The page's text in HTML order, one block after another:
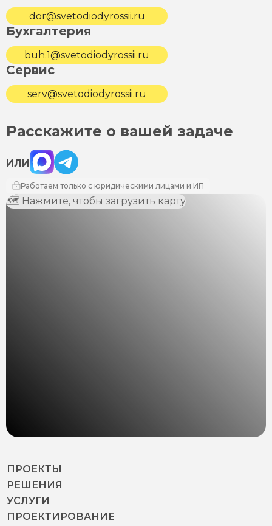
dor@svetodiodyrossii.ru
Бухгалтерия
buh.1@svetodiodyrossii.ru
Сервис
serv@svetodiodyrossii.ru
Расскажите о вашей задаче
ИЛИ
Max Telegram
Работаем только с юридическими лицами и ИП
🗺 Нажмите, чтобы загрузить карту
ПРОЕКТЫ
РЕШЕНИЯ
УСЛУГИ
ПРОЕКТИРОВАНИЕ